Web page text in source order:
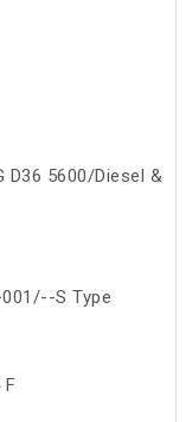
D36 5600/Diesel &
S Type
F